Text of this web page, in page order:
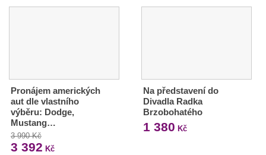
Pronájem amerických
aut dle vlastního
výběru: Dodge,
Mustang…
3 990 Kč
3 392 Kč
Na představení do
Divadla Radka
Brzobohatého
1 380 Kč